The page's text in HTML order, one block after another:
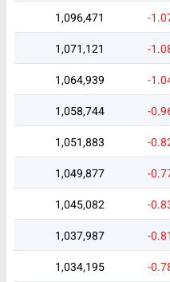
-
1,096,471
-
1,071,121
-
1,064,939
-
1,058,744
-
1,051,883
-
1,049,877
-
1,045,082
-
1,037,987
-
1,034,195